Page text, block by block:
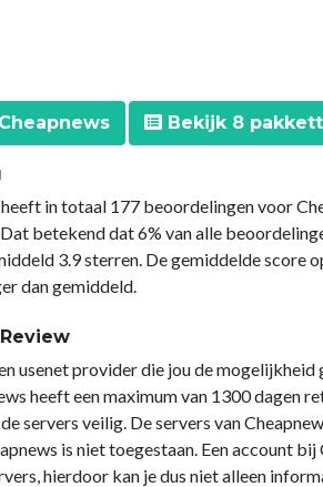
Bekijk 8
in totaal 177 beoordelingen voor
betekend dat 6% van alle
3.9 sterren. De gemiddelde score
dan gemiddeld.
usenet provider die jou de
heeft een maximum van 1300 dagen
servers veilig. De servers van
is niet toegestaan. Een account
hierdoor kan je dus niet alleen